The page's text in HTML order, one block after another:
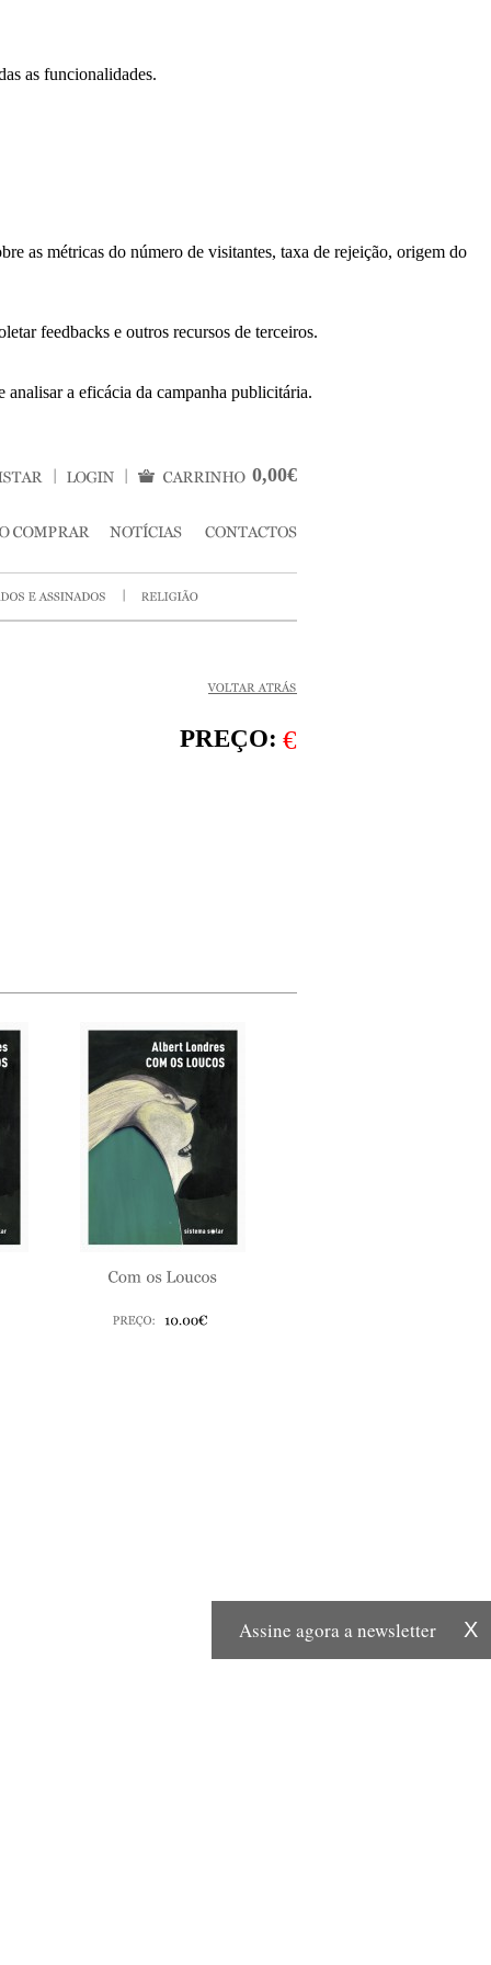
as funcionalidades.
as métricas do número de visitantes, taxa de rejeição, origem do
feedbacks e outros recursos de terceiros.
analisar a eficácia da campanha publicitária.
0,00€
PREÇO: €
X
Assine agora a newsletter